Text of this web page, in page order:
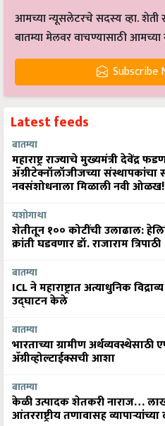
आमच्या न्यूसलेटरचे सदस्य व्हा. शेती
बातम्या मेलवर वाचण्यासाठी
Subscribe
Latest feeds
बातम्या
महाराष्ट्र राज्याचे मुख्यमंत्री देवेंद्र
ॲग्रीटेक्नॉलॉजीजच्या संस्थापकांचा
नवसंशोधनाला मिळाली नवी ओळख!
यशोगाथा
शेतीतून १०० कोटींची उलाढाल:
क्रांती घडवणार डॉ. राजाराम त्रिपाठी
बातम्या
ICL ने महाराष्ट्रात अत्याधुनिक
उद्घाटन केले
बातम्या
भारताच्या ग्रामीण
अ‍ॅग्रीव्होल्टाईक्सची आशा
बातम्या
केळी उत्पादक शेतकरी नाराज…
आंतरराष्ट्रीय तणावासह